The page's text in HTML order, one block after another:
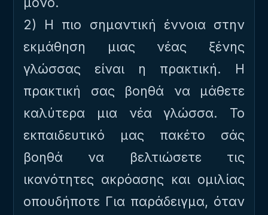
2) Η πιο σημαντική έννοια στην
εκμάθηση μιας νέας ξένης
γλώσσας είναι η πρακτική. Η
πρακτική σας βοηθά να μάθετε
καλύτερα μια νέα γλώσσα. Το
εκπαιδευτικό μας πακέτο σάς
βοηθά να βελτιώσετε τις
ικανότητες ακρόασης και ομιλίας
οπουδήποτε Για παράδειγμα, όταν